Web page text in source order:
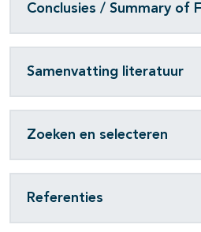
Conclusies / Summary of
Samenvatting literatuur
Zoeken en selecteren
Referenties